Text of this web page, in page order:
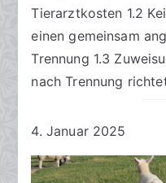
Tierarztkosten 1.2
einen gemeinsam
Trennung 1.3
nach Trennung
4. Januar 2025